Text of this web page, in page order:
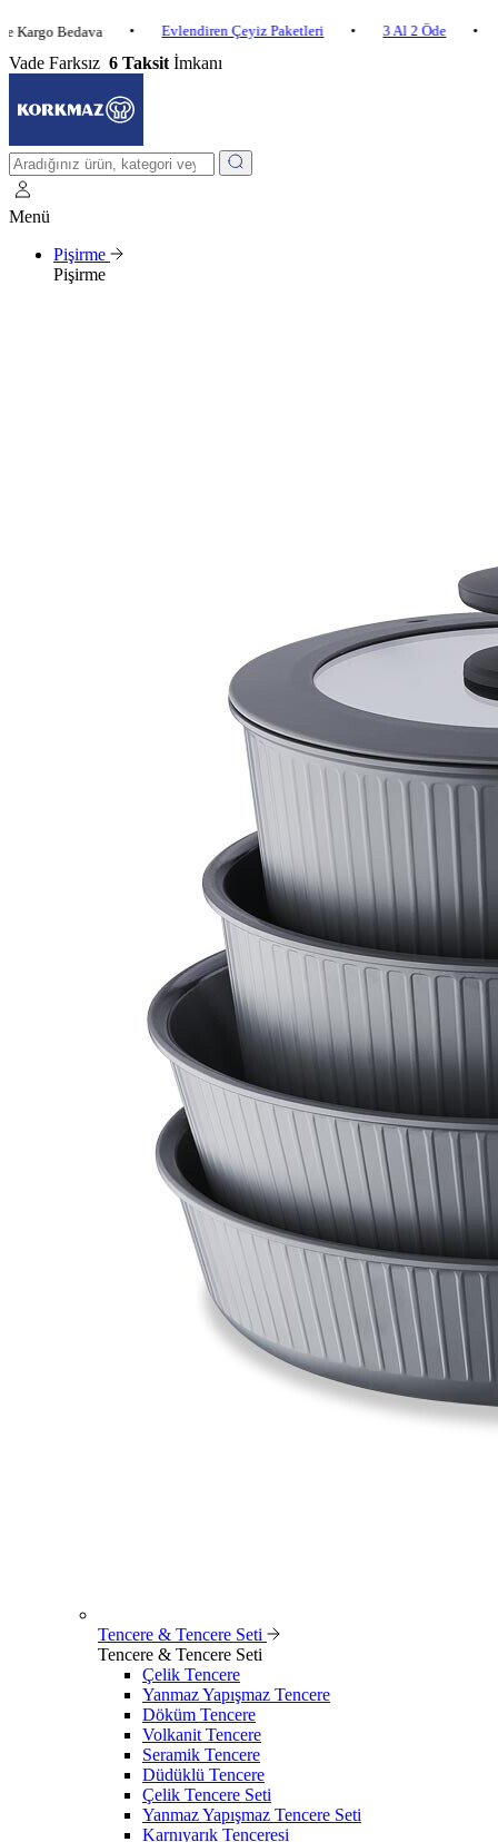
Bedava • Evlendiren Çeyiz Paketleri • 3 Al 2 Öde •
Vade Farksız 6 Taksit İmkanı
Menü
Pişirme
Pişirme
Tencere & Tencere Seti
Tencere & Tencere Seti
Çelik Tencere
Yanmaz Yapışmaz Tencere
Döküm Tencere
Volkanit Tencere
Seramik Tencere
Düdüklü Tencere
Çelik Tencere Seti
Yanmaz Yapışmaz Tencere Seti
Karnıyarık Tenceresi